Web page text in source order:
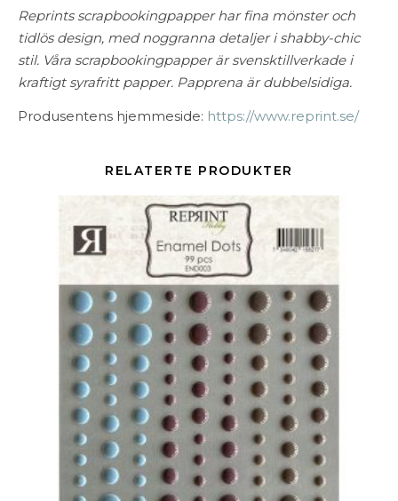
Reprints scrapbookingpapper har fina mönster och
tidlös design, med noggranna detaljer i shabby-chic
stil. Våra scrapbookingpapper är svensktillverkade i
kraftigt syrafritt papper. Papprena är dubbelsidiga.
Produsentens hjemmeside: https://www.reprint.se/
RELATERTE PRODUKTER